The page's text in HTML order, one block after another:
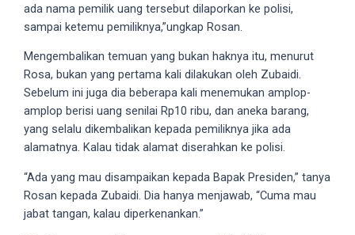
processed
working
days.
can
also
use
ada nama pemilik uang tersebut dilaporkan ke polisi,
sampai ketemu pemiliknya,”ungkap Rosan.
Mengembalikan temuan yang bukan haknya itu, menurut
Rosa, bukan yang pertama kali dilakukan oleh Zubaidi.
Sebelum ini juga dia beberapa kali menemukan amplop-
amplop berisi uang senilai Rp10 ribu, dan aneka barang,
yang selalu dikembalikan kepada pemiliknya jika ada
alamatnya. Kalau tidak alamat diserahkan ke polisi.
“Ada yang mau disampaikan kepada Bapak Presiden,” tanya
Rosan kepada Zubaidi. Dia hanya menjawab, “Cuma mau
jabat tangan, kalau diperkenankan.”